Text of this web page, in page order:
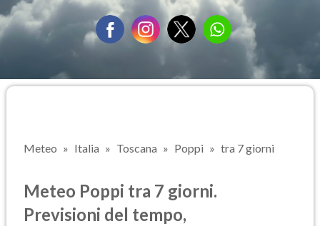
Meteo Italia Toscana Poppi tra 7 giorni
Meteo Poppi tra 7 giorni.
Previsioni del tempo,